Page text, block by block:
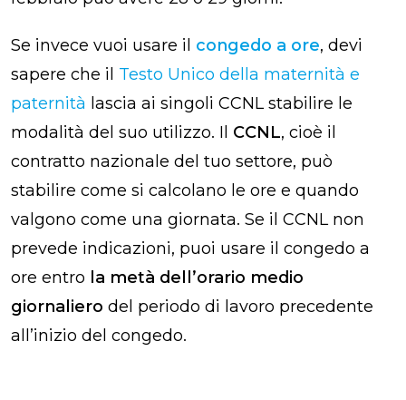
Se invece vuoi usare il congedo a ore, devi
sapere che il Testo Unico della maternità e
paternità lascia ai singoli CCNL stabilire le
modalità del suo utilizzo. Il CCNL, cioè il
contratto nazionale del tuo settore, può
stabilire come si calcolano le ore e quando
valgono come una giornata. Se il CCNL non
prevede indicazioni, puoi usare il congedo a
ore entro la metà dell’orario medio
giornaliero del periodo di lavoro precedente
all’inizio del congedo.